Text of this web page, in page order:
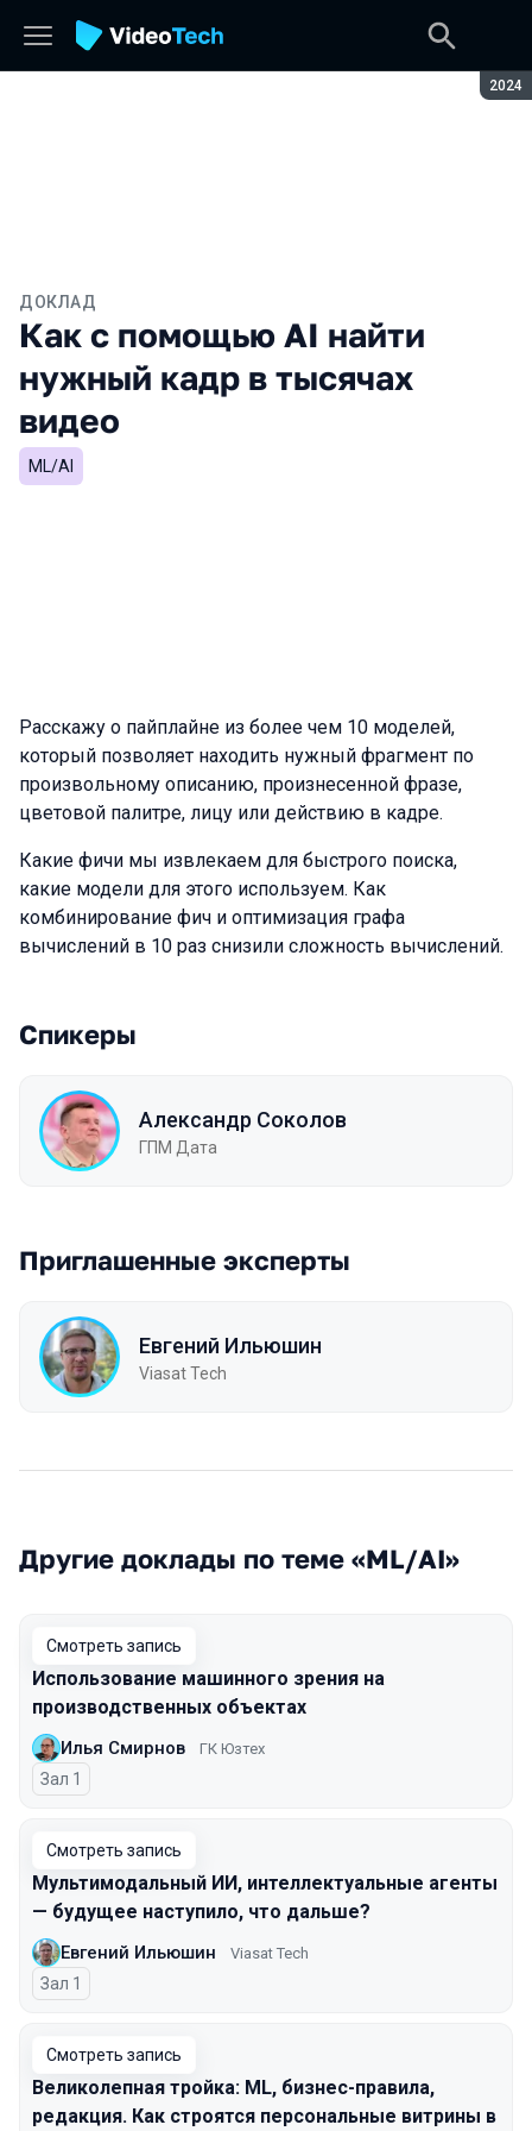
2024
ДОКЛАД
Как с помощью AI найти
нужный кадр в тысячах
видео
ML/AI
Расскажу о пайплайне из более чем 10 моделей,
который позволяет находить нужный фрагмент по
произвольному описанию, произнесенной фразе,
цветовой палитре, лицу или действию в кадре.
Какие фичи мы извлекаем для быстрого поиска,
какие модели для этого используем. Как
комбинирование фич и оптимизация графа
вычислений в 10 раз снизили сложность вычислений.
Спикеры
Александр Соколов
ГПМ Дата
Приглашенные эксперты
Евгений Ильюшин
Viasat Tech
Другие доклады по теме «ML/AI»
Смотреть запись
Использование машинного зрения на
производственных объектах
Илья Смирнов ГК Юзтех
Зал 1
Смотреть запись
Мультимодальный ИИ, интеллектуальные агенты
— будущее наступило, что дальше?
Евгений Ильюшин Viasat Tech
Зал 1
Смотреть запись
Великолепная тройка: ML, бизнес-правила,
редакция. Как строятся персональные витрины в